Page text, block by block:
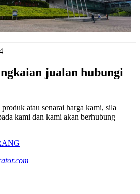
jualan hubungi
atau senarai harga kami, sila
kami dan kami akan berhubung